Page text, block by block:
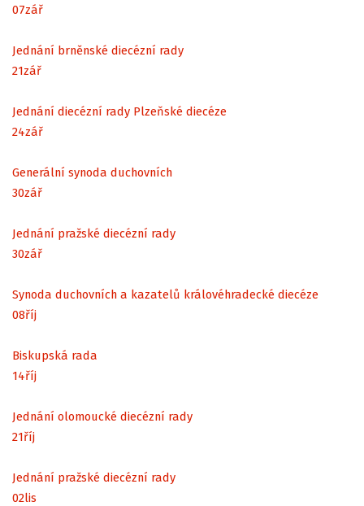
07zář
Jednání brněnské diecézní rady
21zář
Jednání diecézní rady Plzeňské diecéze
24zář
Generální synoda duchovních
30zář
Jednání pražské diecézní rady
30zář
Synoda duchovních a kazatelů královéhradecké diecéze
08říj
Biskupská rada
14říj
Jednání olomoucké diecézní rady
21říj
Jednání pražské diecézní rady
02lis